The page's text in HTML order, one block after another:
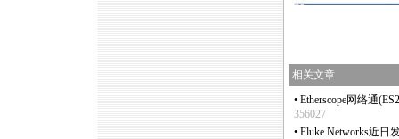
相关文章
• Etherscope网络通
356027
• Fluke Networks近日